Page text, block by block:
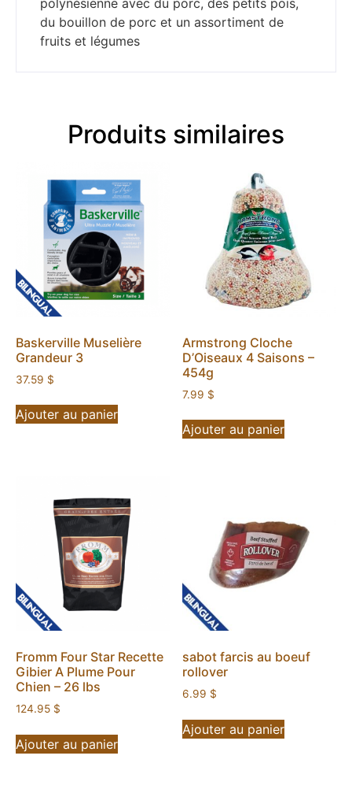
polynésienne avec du porc, des petits pois,
du bouillon de porc et un assortiment de
fruits et légumes
Produits similaires
Baskerville Muselière
Grandeur 3
37.59 $
Ajouter au panier
Armstrong Cloche
D’Oiseaux 4 Saisons –
454g
7.99 $
Ajouter au panier
Fromm Four Star Recette
Gibier A Plume Pour
Chien – 26 lbs
124.95 $
Ajouter au panier
sabot farcis au boeuf
rollover
6.99 $
Ajouter au panier